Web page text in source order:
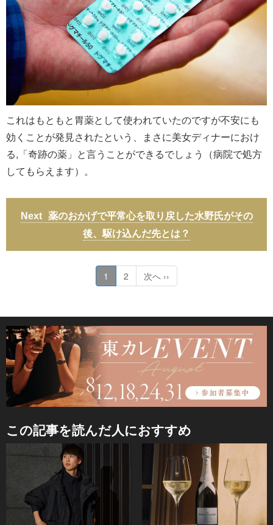
これはもともと胃薬として使われていたのですが不安にも
効くことが発見されたという、まさに美女ディナーにおけ
る,「奇跡の薬」と言うことができるでしょう（病院で処方
してもらえます）。
薬のおかげで平常心を取り戻した水野氏がその
後、駆け込んだ先とは？
1 2 次へ ››
この記事を読んだ人におすすめ